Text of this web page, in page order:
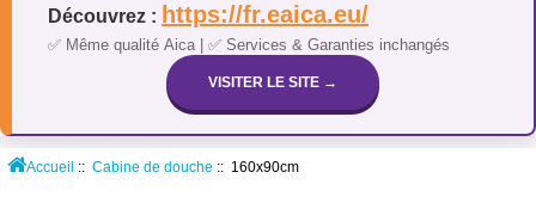
Découvrez : https://fr.eaica.eu/
✅ Même qualité Aica | ✅ Services & Garanties inchangés
VISITER LE SITE →
Accueil :: Cabine de douche :: 160x90cm